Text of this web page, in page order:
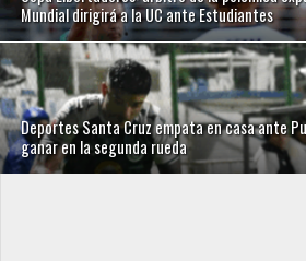
Mundial dirigirá a la UC ante Estudiantes
Deportes Santa Cruz empata en casa ante
ganar en la segunda rueda